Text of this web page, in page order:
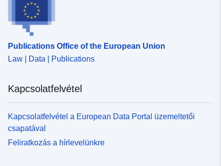
áramlási különbséggel meghatározott centenáriumi árvíz
(referencia) vízvonalát számították ki. Topográfiai
ismereteket használtak fel a vízmagasságok (0 és 1 m
és 1 m közötti) meghatározására; az áramlási
sebességet elsősorban a völgy morfológiájából
(erősség = H > 2 m vagy 1 m < H < 2 m és V > 0,5 m/s
1 m/s; alacsony kockázat 0 m < H < 1 m és V <
0,5 m/s).
Publications Office of the European Union
Law | Data | Publications
Kapcsolatfelvétel
Kapcsolatfelvétel a European Data Portal üzemeltetői
csapatával
Feliratkozás a hírlevelünkre